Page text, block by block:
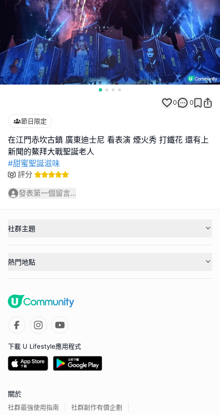
0 0
節日限定
在江門赤坎古鎮 廣東迪士尼 看表演 煙火秀 打鐵花 還有上
#甜蜜聖誕滋味
評分
發表第一個留言...
社群主題
熱門地點
下載 U Lifestyle應用程式
關於
社群最強使用指南 社群創作有價企劃